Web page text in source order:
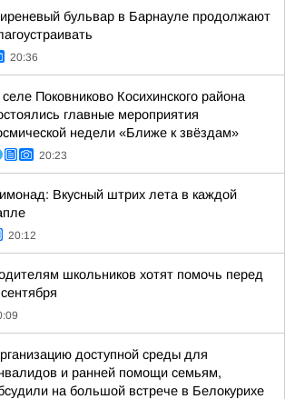
бульвар в Барнауле продолжают
20:36
Поковниково Косихинского района
главные мероприятия
недели «Ближе к звёздам»
20:23
Вкусный штрих лета в каждой
20:12
школьников хотят помочь перед
доступной среды для
и ранней помощи семьям,
на большой встрече в Белокурихе